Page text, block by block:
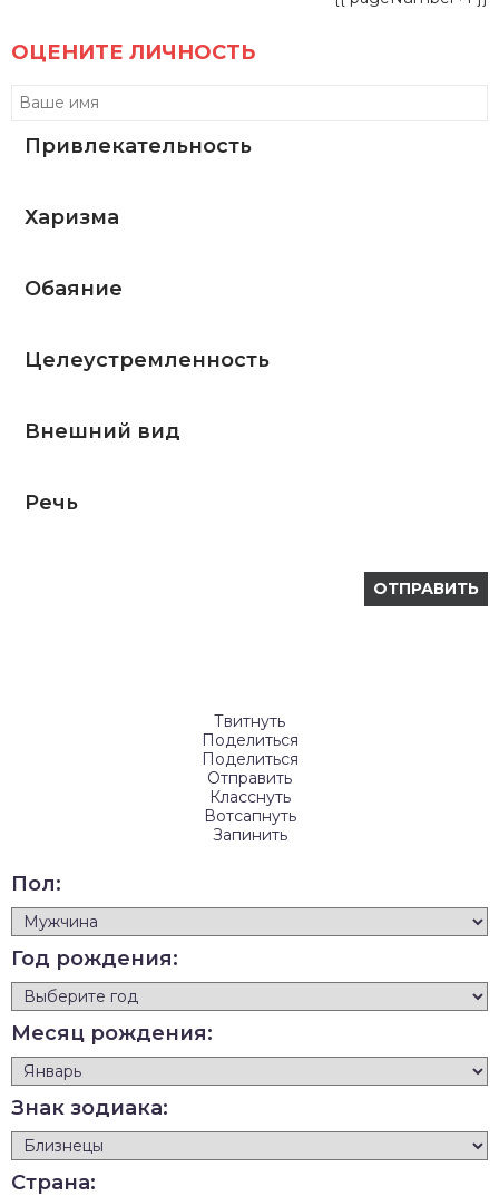
ОЦЕНИТЕ ЛИЧНОСТЬ
Привлекательность
Харизма
Обаяние
Целеустремленность
Внешний вид
Речь
Твитнуть
Поделиться
Поделиться
Отправить
Класснуть
Вотсапнуть
Запинить
Пол:
Год рождения:
Месяц рождения:
Знак зодиака:
Страна: